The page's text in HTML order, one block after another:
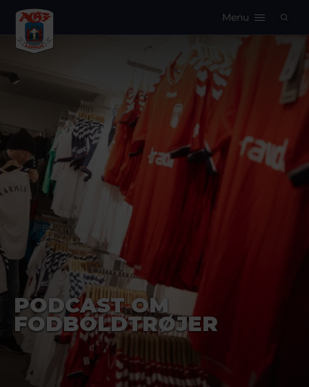
Menu
PODCAST OM
FODBOLDTRØJER